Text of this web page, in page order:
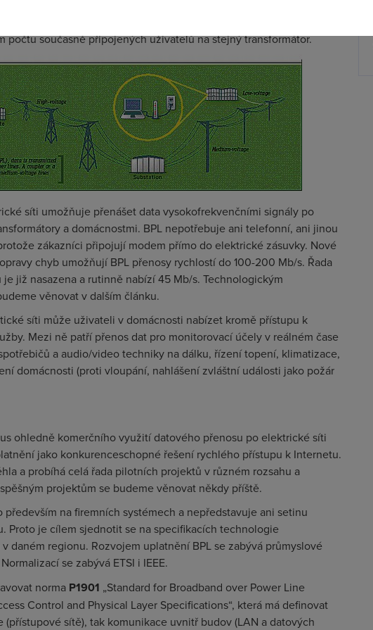
bezdrátová místní smyčka) se jedná o sdílené médium, kdy
počtu současně připojených uživatelů na stejný transformátor.
síti umožňuje přenášet data vysokofrekvenčními signály po
a domácnostmi. BPL nepotřebuje ani telefonní, ani jinou
zákazníci připojují modem přímo do elektrické zásuvky. Nové
chyb umožňují BPL přenosy rychlostí do 100-200 Mb/s. Řada
je již nasazena a rutinně nabízí 45 Mb/s. Technologickým
věnovat v dalším článku.
síti může uživateli v domácnosti nabízet kromě přístupu k
Mezi ně patří přenos dat pro monitorovací účely v reálném čase
a audio/video techniky na dálku, řízení topení, klimatizace,
domácnosti (proti vloupání, nahlášení zvláštní události jako požár
ohledně komerčního využití datového přenosu po elektrické síti
jako konkurenceschopné řešení rychlého přístupu k Internetu.
a probíhá celá řada pilotních projektů v různém rozsahu a
projektům se budeme věnovat někdy příště.
především na firemních systémech a nepředstavuje ani setinu
Proto je cílem sjednotit se na specifikacích technologie
daném regionu. Rozvojem uplatnění BPL se zabývá průmyslové
Normalizací se zabývá ETSI i IEEE.
norma P1901 „Standard for Broadband over Power Line
Control and Physical Layer Specifications“, která má definovat
(přístupové sítě), tak komunikace uvnitř budov (LAN a datových